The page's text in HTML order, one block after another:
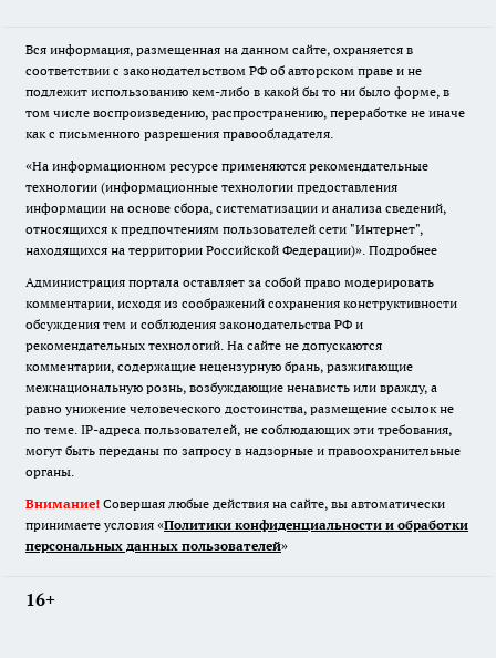
Вся информация, размещенная на данном сайте, охраняется в
соответствии с законодательством РФ об авторском праве и не
подлежит использованию кем-либо в какой бы то ни было форме, в
том числе воспроизведению, распространению, переработке не иначе
как с письменного разрешения правообладателя.
«На информационном ресурсе применяются рекомендательные
технологии (информационные технологии предоставления
информации на основе сбора, систематизации и анализа сведений,
относящихся к предпочтениям пользователей сети "Интернет",
находящихся на территории Российской Федерации)». Подробнее
Администрация портала оставляет за собой право модерировать
комментарии, исходя из соображений сохранения конструктивности
обсуждения тем и соблюдения законодательства РФ и
рекомендательных технологий. На сайте не допускаются
комментарии, содержащие нецензурную брань, разжигающие
межнациональную рознь, возбуждающие ненависть или вражду, а
равно унижение человеческого достоинства, размещение ссылок не
по теме. IP-адреса пользователей, не соблюдающих эти требования,
могут быть переданы по запросу в надзорные и правоохранительные
органы.
Внимание! Совершая любые действия на сайте, вы автоматически
принимаете условия «Политики конфиденциальности и обработки
персональных данных пользователей»
16+